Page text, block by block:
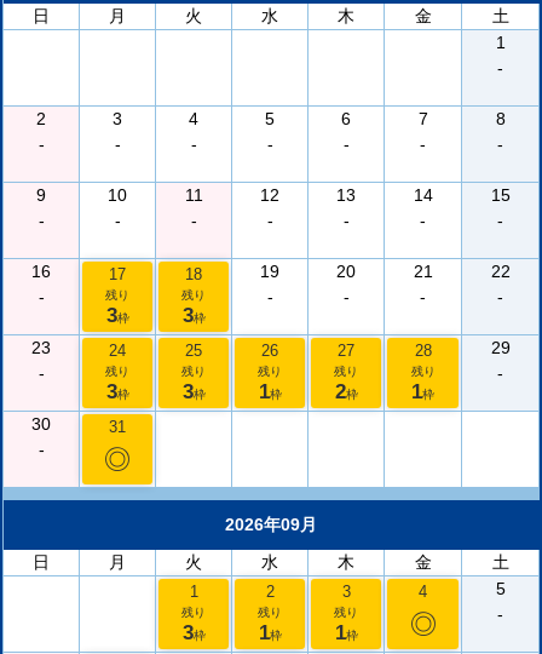
日
月 火 水 木 金
土
1
-
2
-
3
-
4
-
5
-
6
-
7
-
8
-
9
-
10
-
11
-
12
-
13
-
14
-
15
-
16
-
17
残り
3枠
18
残り
3枠
19
-
20
-
21
-
22
-
23
-
24
残り
3枠
25
残り
3枠
26
残り
1枠
27
残り
2枠
28
残り
1枠
29
-
30
-
31
◎
2026年09月
日
月 火 水 木 金 土
1
残り
3枠
2
残り
1枠
3
残り
1枠
4
◎
5
-